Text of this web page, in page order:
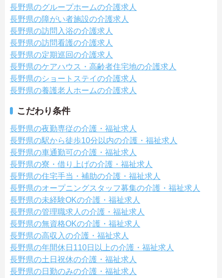
長野県のグループホームの介護求人
長野県の障がい者施設の介護求人
長野県の訪問入浴の介護求人
長野県の訪問看護の介護求人
長野県の定期巡回の介護求人
長野県のケアハウス・高齢者住宅地の介護求人
長野県のショートステイの介護求人
長野県の養護老人ホームの介護求人
こだわり条件
長野県の夜勤専従の介護・福祉求人
長野県の駅から徒歩10分以内の介護・福祉求人
長野県の車通勤可の介護・福祉求人
長野県の寮・借り上げの介護・福祉求人
長野県の住宅手当・補助の介護・福祉求人
長野県のオープニングスタッフ募集の介護・福祉求人
長野県の未経験OKの介護・福祉求人
長野県の管理職求人の介護・福祉求人
長野県の無資格OKの介護・福祉求人
長野県の高収入の介護・福祉求人
長野県の年間休日110日以上の介護・福祉求人
長野県の土日祝休の介護・福祉求人
長野県の日勤のみの介護・福祉求人